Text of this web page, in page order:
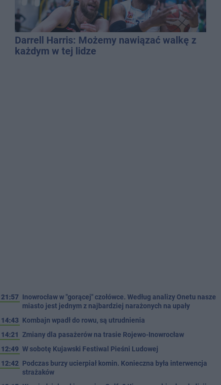
Darrell Harris: Możemy nawiązać walkę z
każdym w tej lidze
21:57 Inowrocław w "gorącej" czołówce. Według analizy Onetu nasze
miasto jest jednym z najbardziej narażonych na upały
14:43 Kombajn wpadł do rowu, są utrudnienia
14:21 Zmiany dla pasażerów na trasie Rojewo-Inowrocław
12:49 W sobotę Kujawski Festiwal Pieśni Ludowej
12:42 Podczas burzy ucierpiał komin. Konieczna była interwencja
strażaków